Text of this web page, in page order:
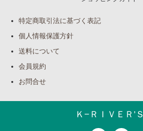
特定商取引法に基づく表記
個人情報保護方針
送料について
会員規約
お問合せ
Ｋ−ＲＩＶＥＲ’Ｓ